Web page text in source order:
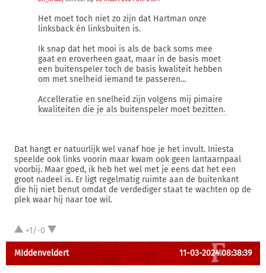
Het moet toch niet zo zijn dat Hartman onze
linksback én linksbuiten is.
Ik snap dat het mooi is als de back soms mee
gaat en eroverheen gaat, maar in de basis moet
een buitenspeler toch de basis kwaliteit hebben
om met snelheid iemand te passeren...
Accelleratie en snelheid zijn volgens mij pimaire
kwaliteiten die je als buitenspeler moet bezitten.
Dat hangt er natuurlijk wel vanaf hoe je het invult. Iniesta
speelde ook links voorin maar kwam ook geen lantaarnpaal
voorbij. Maar goed, ik heb het wel met je eens dat het een
groot nadeel is. Er ligt regelmatig ruimte aan de buitenkant
die hij niet benut omdat de verdediger staat te wachten op de
plek waar hij naar toe wil.
+1/-0
MIddenveldert 11-03-2024 08:38:39